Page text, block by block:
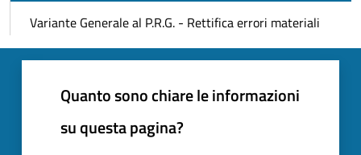
Variante Generale al P.R.G. - Rettifica errori materiali
Quanto sono chiare le informazioni
su questa pagina?